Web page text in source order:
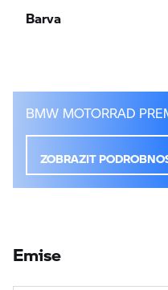
Barva
BMW MOTORRAD
ZOBRAZIT
Emise